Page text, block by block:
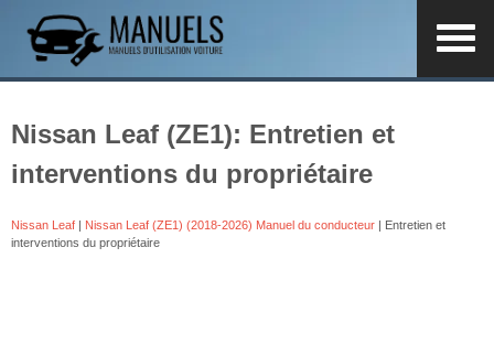
Nissan Leaf (ZE1): Entretien et
interventions du propriétaire
Nissan Leaf | Nissan Leaf (ZE1) (2018-2026) Manuel du conducteur | Entretien et
interventions du propriétaire